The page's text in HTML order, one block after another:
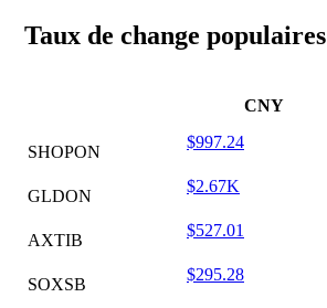
Taux de change populaires
CNY
SHOPON
$997.24
GLDON
$2.67K
AXTIB
$527.01
SOXSB
$295.28